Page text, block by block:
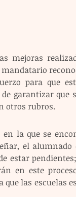
mejoras
para que
garantizar
otros rubros.
en la que se
el
estar
en este
las escuelas